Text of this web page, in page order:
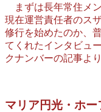
まずは長年常住メ
現在運営責任者のス
修行を始めたのか、
てくれたインタビュ
クナンバーの記事より
マリア円光・ホ